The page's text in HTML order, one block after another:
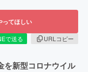
ってほしい
で送る
URLコピー
を新型コロナウイル